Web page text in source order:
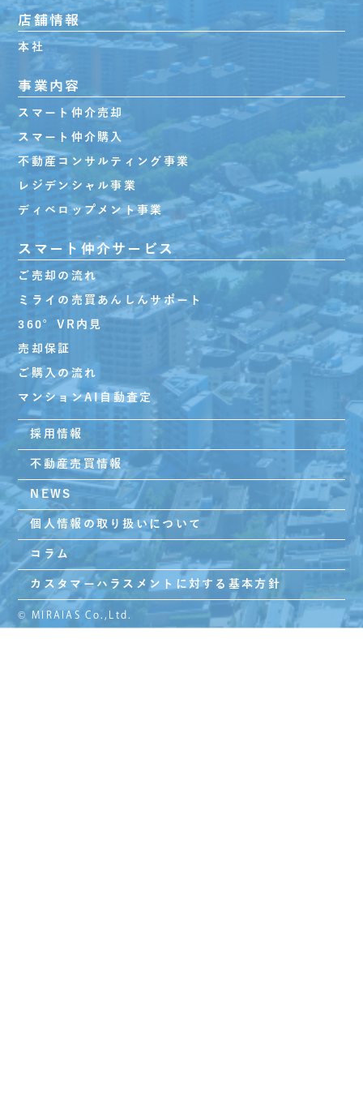
店舗情報
本社
事業内容
スマート仲介売却
スマート仲介購入
不動産コンサルティング事業
レジデンシャル事業
ディベロップメント事業
スマート仲介サービス
ご売却の流れ
ミライの売買あんしんサポート
360°VR内見
売却保証
ご購入の流れ
マンションAI自動査定
採用情報
不動産売買情報
NEWS
個人情報の取り扱いについて
コラム
カスタマーハラスメントに対する基本方針
© MIRAIAS Co.,Ltd.